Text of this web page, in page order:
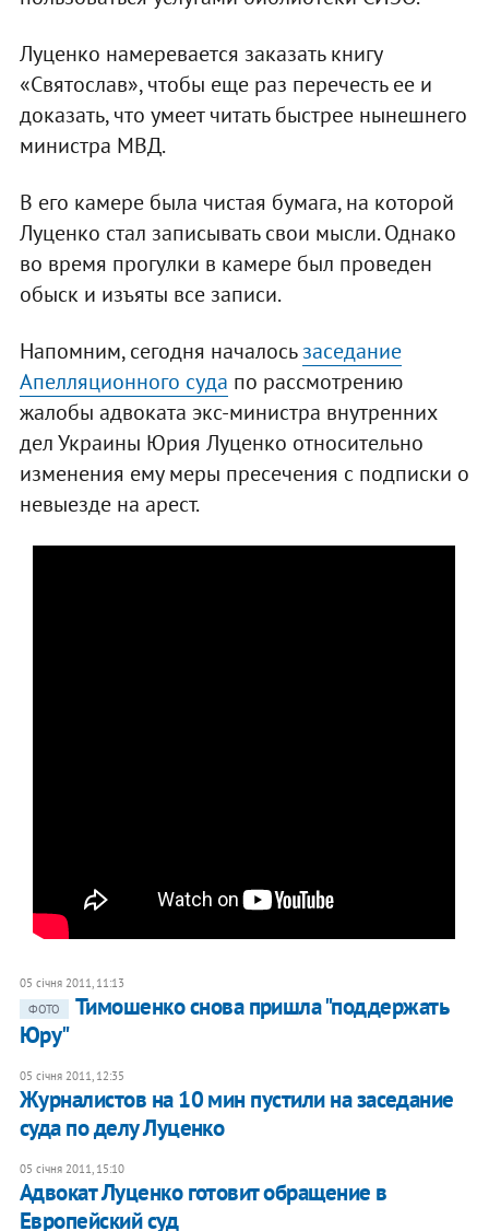
Луценко намеревается заказать книгу
«Святослав», чтобы еще раз перечесть ее и
доказать, что умеет читать быстрее нынешнего
министра МВД.
В его камере была чистая бумага, на которой
Луценко стал записывать свои мысли. Однако
во время прогулки в камере был проведен
обыск и изъяты все записи.
Напомним, сегодня началосьзаседание
Апелляционного суда по рассмотрению
жалобы адвоката экс-министра внутренних
дел Украины Юрия Луценко относительно
изменения ему меры пресечения с подписки о
невыезде на арест.
05 січня 2011, 11:13
ФОТО
Тимошенко снова пришла "поддержать
Юру"
05 січня 2011, 12:35
Журналистов на 10 мин пустили на заседание
суда по делу Луценко
05 січня 2011, 15:10
Адвокат Луценко готовит обращение в
Европейский суд